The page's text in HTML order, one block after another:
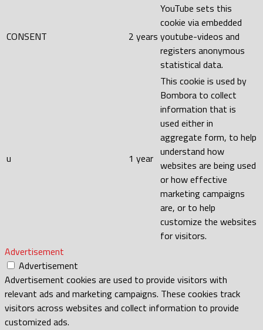
CONSENT 2 years
YouTube sets this
cookie via embedded
youtube-videos and
registers anonymous
statistical data.
u 1 year
This cookie is used by
Bombora to collect
information that is
used either in
aggregate form, to help
understand how
websites are being used
or how effective
marketing campaigns
are, or to help
customize the websites
for visitors.
Advertisement
Advertisement
Advertisement cookies are used to provide visitors with
relevant ads and marketing campaigns. These cookies track
visitors across websites and collect information to provide
customized ads.